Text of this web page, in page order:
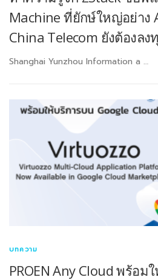
Machine ที่ยักษ์ใหญ่อย่าง
China Telecom ยังต้องลง
Shanghai Yunzhou Information a …
บทความ
PROEN Any Cloud พร้อม